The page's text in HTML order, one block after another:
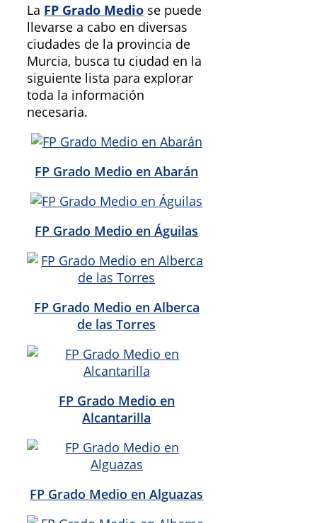
La FP Grado Medio se puede
llevarse a cabo en diversas
ciudades de la provincia de
Murcia, busca tu ciudad en la
siguiente lista para explorar
toda la información
necesaria.
FP Grado Medio en Abarán
FP Grado Medio en Águilas
FP Grado Medio en Alberca
de las Torres
FP Grado Medio en
Alcantarilla
FP Grado Medio en Alguazas